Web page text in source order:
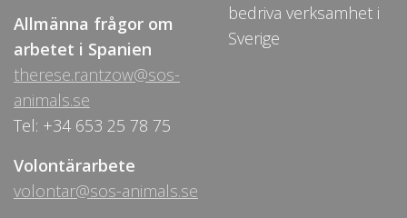
Allmänna frågor om
arbetet i Spanien
therese.rantzow@sos-
animals.se
Tel: +34 653 25 78 75
Volontärarbete
volontar@sos-animals.se
bedriva verksamhet i
Sverige